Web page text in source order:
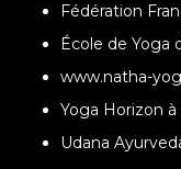
Fédération
École de Yoga
www.natha-
Yoga Horizon à
Udana